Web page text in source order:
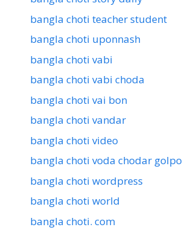
bangla choti teacher student
bangla choti uponnash
bangla choti vabi
bangla choti vabi choda
bangla choti vai bon
bangla choti vandar
bangla choti video
bangla choti voda chodar golpo
bangla choti wordpress
bangla choti world
bangla choti. com